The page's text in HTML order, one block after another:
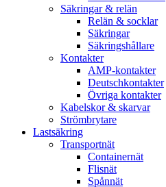
Säkringar & relän
Relän & socklar
Säkringar
Säkringshållare
Kontakter
AMP-kontakter
Deutschkontakter
Övriga kontakter
Kabelskor & skarvar
Strömbrytare
Lastsäkring
Transportnät
Containernät
Flisnät
Spånnät